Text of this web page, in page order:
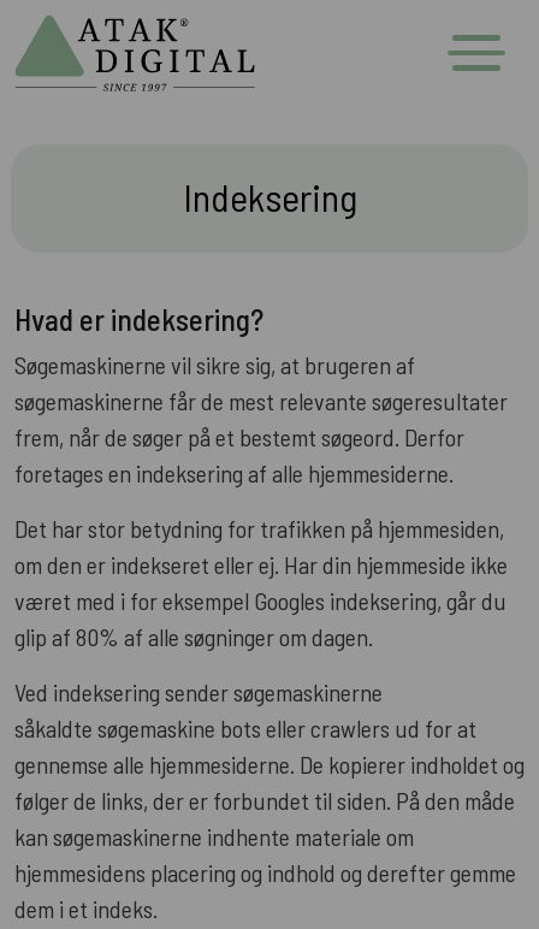
Indeksering
Hvad er indeksering?
Søgemaskinerne vil sikre sig, at brugeren af
søgemaskinerne får de mest relevante søgeresultater
frem, når de søger på et bestemt søgeord. Derfor
foretages en indeksering af alle hjemmesiderne.
Det har stor betydning for trafikken på hjemmesiden,
om den er indekseret eller ej. Har din hjemmeside ikke
været med i for eksempel Googles indeksering, går du
glip af 80% af alle søgninger om dagen.
Ved indeksering sender søgemaskinerne
såkaldte søgemaskine bots eller crawlers ud for at
gennemse alle hjemmesiderne. De kopierer indholdet og
følger de links, der er forbundet til siden. På den måde
kan søgemaskinerne indhente materiale om
hjemmesidens placering og indhold og derefter gemme
dem i et indeks.